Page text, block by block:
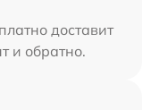
доставит
и обратно.